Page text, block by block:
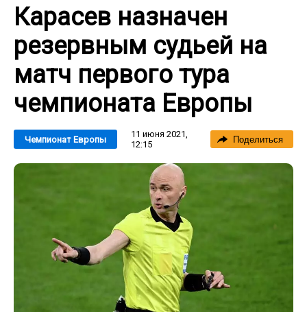
Карасев назначен
резервным судьей на
матч первого тура
чемпионата Европы
Чемпионат Европы
11 июня 2021,
12:15
Поделиться